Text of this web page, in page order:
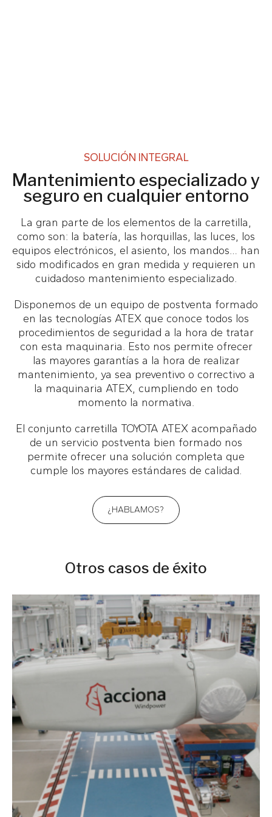
SOLUCIÓN INTEGRAL
Mantenimiento especializado y
seguro en cualquier entorno
La gran parte de los elementos de la carretilla,
como son: la batería, las horquillas, las luces, los
equipos electrónicos, el asiento, los mandos… han
sido modificados en gran medida y requieren un
cuidadoso mantenimiento especializado.
Disponemos de un equipo de postventa formado
en las tecnologías ATEX que conoce todos los
procedimientos de seguridad a la hora de tratar
con esta maquinaria. Esto nos permite ofrecer
las mayores garantías a la hora de realizar
mantenimiento, ya sea preventivo o correctivo a
la maquinaria ATEX, cumpliendo en todo
momento la normativa.
El conjunto carretilla TOYOTA ATEX acompañado
de un servicio postventa bien formado nos
permite ofrecer una solución completa que
cumple los mayores estándares de calidad.
¿HABLAMOS?
Otros casos de éxito